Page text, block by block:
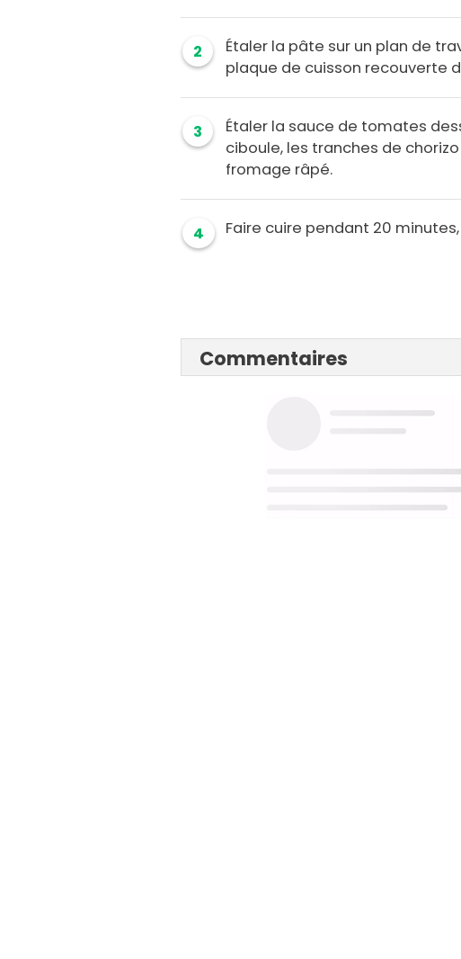
2
Étaler la pâte sur un plan de
plaque de cuisson recouverte
3
Étaler la sauce de tomates
ciboule, les tranches de
fromage râpé.
4 Faire cuire pendant 20
Commentaires